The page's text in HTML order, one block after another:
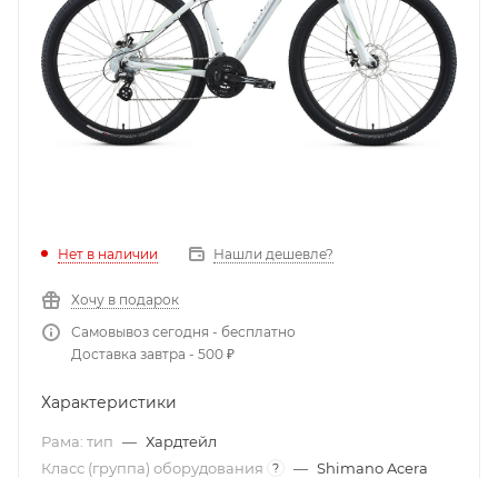
Нет в наличии Нашли дешевле?
Хочу в подарок
Самовывоз сегодня - бесплатно
Доставка завтра - 500 ₽
Характеристики
Рама: тип — Хардтейл
Класс (группа) оборудования
? — Shimano Acera